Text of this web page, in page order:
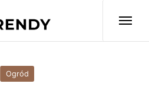
Ogród